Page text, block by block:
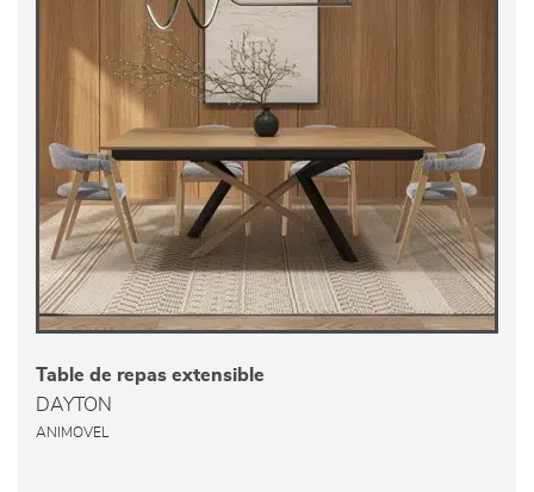
Table de repas extensible
DAYTON
ANIMOVEL